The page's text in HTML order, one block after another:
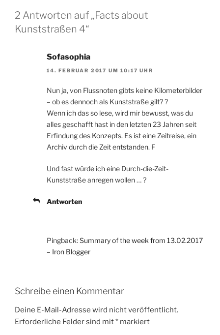
2 Antworten auf „Facts about
Kunststraßen 4“
Sofasophia
14. FEBRUAR 2017 UM 10:17 UHR
Nun ja, von Flussnoten gibts keine Kilometerbilder
– ob es dennoch als Kunststraße gilt? ?
Wenn ich das so lese, wird mir bewusst, was du
alles geschafft hast in den letzten 23 Jahren seit
Erfindung des Konzepts. Es ist eine Zeitreise, ein
Archiv durch die Zeit entstanden. F
Und fast würde ich eine Durch-die-Zeit-
Kunststraße anregen wollen … ?
Antworten
Pingback:Summary of the week from 13.02.2017
– Iron Blogger
Schreibe einen Kommentar
Deine E-Mail-Adresse wird nicht veröffentlicht.
Erforderliche Felder sind mit* markiert